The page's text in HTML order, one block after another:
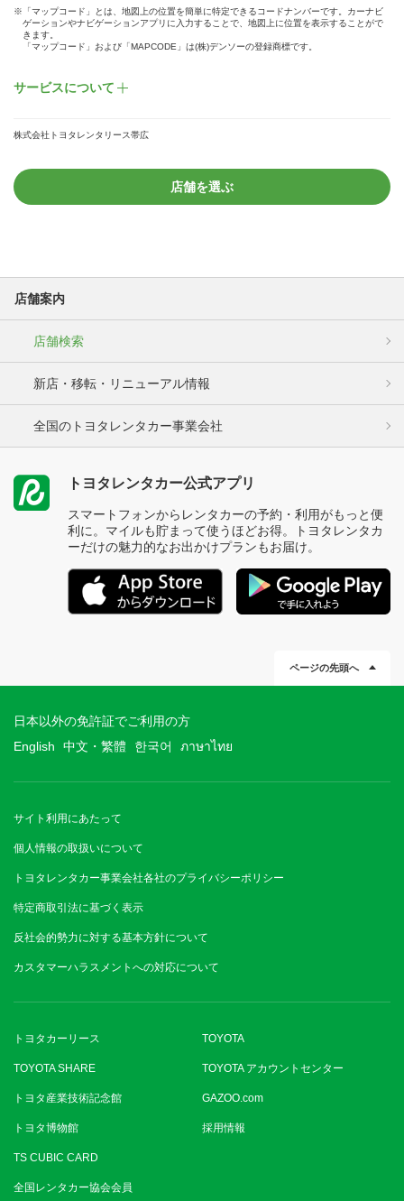
※「マップコード」とは、地図上の位置を簡単に特定できるコードナンバーです。カーナビ
ゲーションやナビゲーションアプリに入力することで、地図上に位置を表示することがで
きます。
「マップコード」および「MAPCODE」は(株)デンソーの登録商標です。
サービスについて
株式会社トヨタレンタリース帯広
店舗を選ぶ
店舗案内
店舗検索
新店・移転・リニューアル情報
全国のトヨタレンタカー事業会社
トヨタレンタカー公式アプリ
スマートフォンからレンタカーの予約・利用がもっと便
利に。マイルも貯まって使うほどお得。トヨタレンタカ
ーだけの魅力的なお出かけプランもお届け。
ページの先頭へ
日本以外の免許証でご利用の方
English
中文・繁體 한국어 ภาษาไทย
サイト利用にあたって
個人情報の取扱いについて
トヨタレンタカー事業会社各社のプライバシーポリシー
特定商取引法に基づく表示
反社会的勢力に対する基本方針について
カスタマーハラスメントへの対応について
トヨタカーリース TOYOTA
TOYOTA SHARE TOYOTA アカウントセンター
トヨタ産業技術記念館 GAZOO.com
トヨタ博物館 採用情報
TS CUBIC CARD
全国レンタカー協会会員